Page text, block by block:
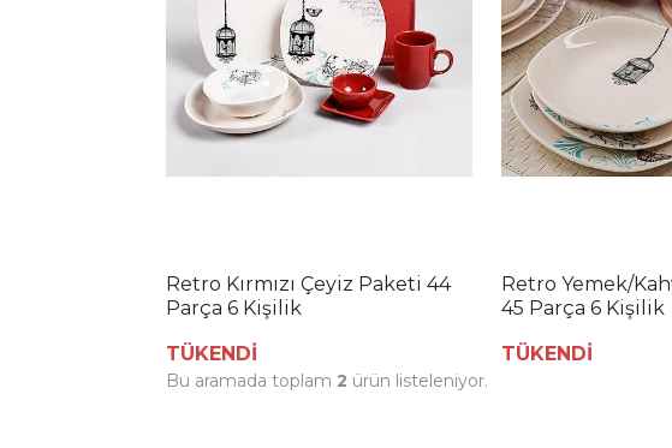
Retro Kırmızı Çeyiz Paketi 44
Parça 6 Kişilik
TÜKENDİ
Retro Yemek/
45 Parça 6 Kişilik
TÜKENDİ
Bu aramada toplam 2 ürün listeleniyor.